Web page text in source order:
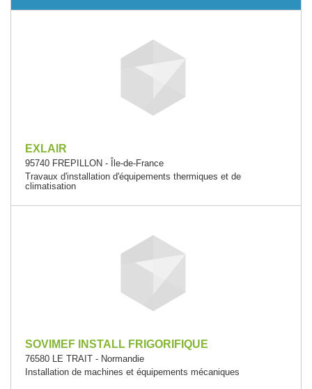
EXLAIR
95740 FREPILLON - Île-de-France
Travaux d'installation d'équipements thermiques et de
climatisation
SOVIMEF INSTALL FRIGORIFIQUE
76580 LE TRAIT - Normandie
Installation de machines et équipements mécaniques